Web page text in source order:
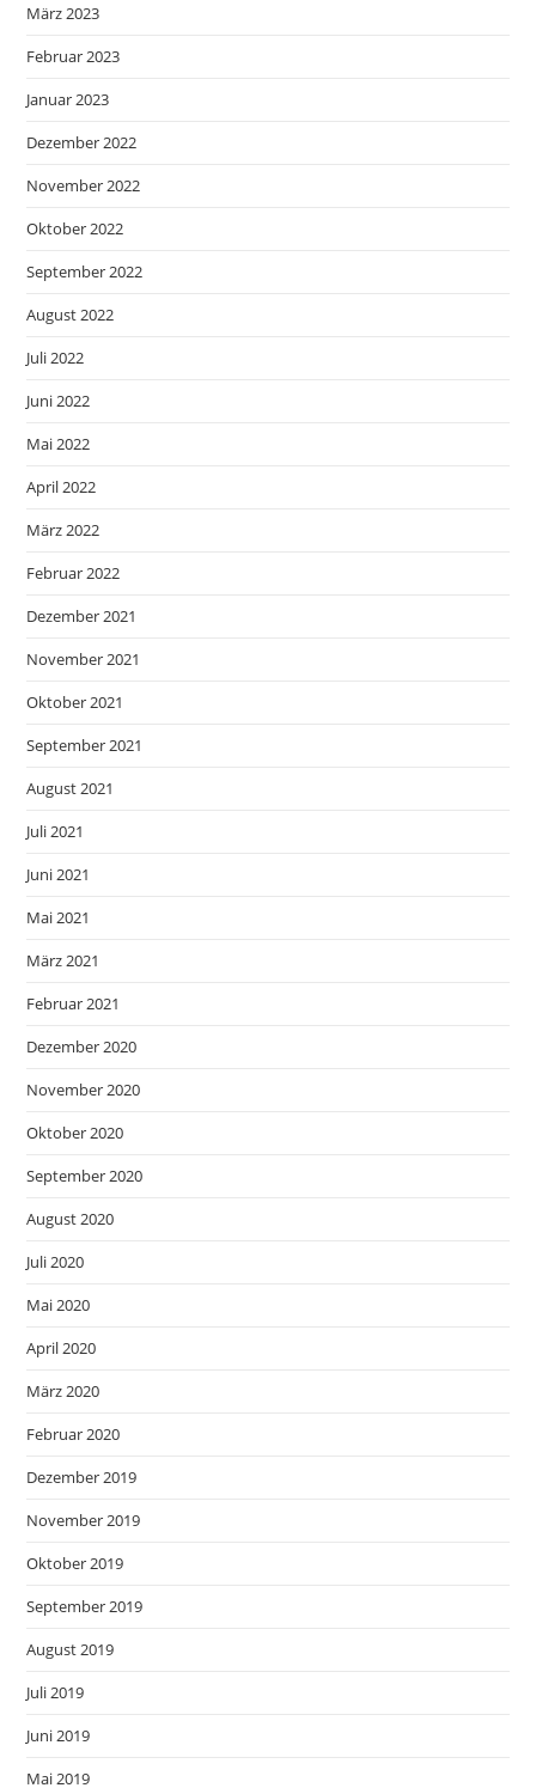
März 2023
Februar 2023
Januar 2023
Dezember 2022
November 2022
Oktober 2022
September 2022
August 2022
Juli 2022
Juni 2022
Mai 2022
April 2022
März 2022
Februar 2022
Dezember 2021
November 2021
Oktober 2021
September 2021
August 2021
Juli 2021
Juni 2021
Mai 2021
März 2021
Februar 2021
Dezember 2020
November 2020
Oktober 2020
September 2020
August 2020
Juli 2020
Mai 2020
April 2020
März 2020
Februar 2020
Dezember 2019
November 2019
Oktober 2019
September 2019
August 2019
Juli 2019
Juni 2019
Mai 2019